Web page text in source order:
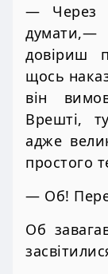
— Через
довіриш
щось
він
Врешті,
адже
простого
— Об!
Об